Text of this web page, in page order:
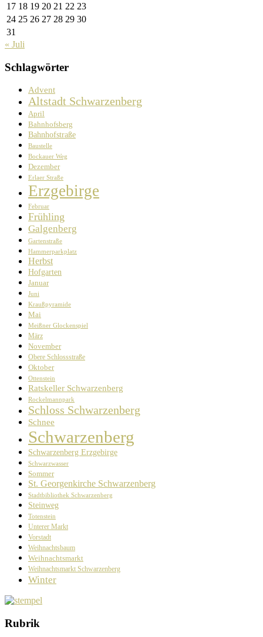
17 18 19 20 21 22 23
24 25 26 27 28 29 30
31
« Juli
Schlagwörter
Advent
Altstadt Schwarzenberg
April
Bahnhofsberg
Bahnhofstraße
Baustelle
Bockauer Weg
Dezember
Erlaer Straße
Erzgebirge
Februar
Frühling
Galgenberg
Gartenstraße
Hammerparkplatz
Herbst
Hofgarten
Januar
Juni
Kraußpyramide
Mai
Meißner Glockenspiel
März
November
Obere Schlossstraße
Oktober
Ottenstein
Ratskeller Schwarzenberg
Rockelmannpark
Schloss Schwarzenberg
Schnee
Schwarzenberg
Schwarzenberg Erzgebirge
Schwarzwasser
Sommer
St. Georgenkirche Schwarzenberg
Stadtbibliothek Schwarzenberg
Steinweg
Totenstein
Unterer Markt
Vorstadt
Weihnachtsbaum
Weihnachtsmarkt
Weihnachtsmarkt Schwarzenberg
Winter
Rubrik